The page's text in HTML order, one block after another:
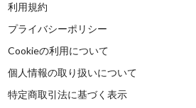
利用規約
プライバシーポリシー
Cookieの利用について
個人情報の取り扱いについて
特定商取引法に基づく表示